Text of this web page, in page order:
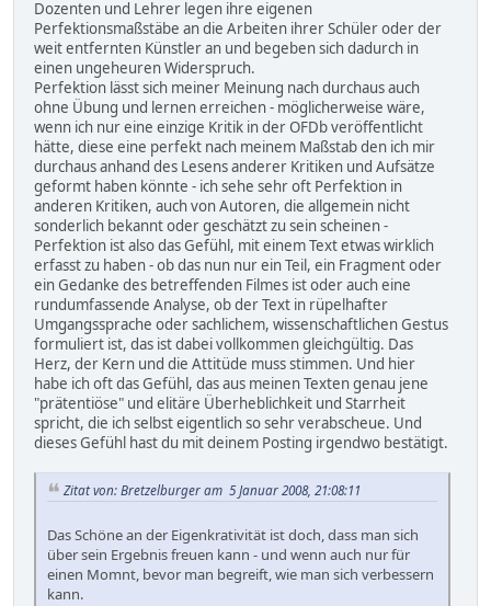
Dozenten und Lehrer legen ihre eigenen
Perfektionsmaßstäbe an die Arbeiten ihrer Schüler oder der
weit entfernten Künstler an und begeben sich dadurch in
einen ungeheuren Widerspruch.
Perfektion lässt sich meiner Meinung nach durchaus auch
ohne Übung und lernen erreichen - möglicherweise wäre,
wenn ich nur eine einzige Kritik in der OFDb veröffentlicht
hätte, diese eine perfekt nach meinem Maßstab den ich mir
durchaus anhand des Lesens anderer Kritiken und Aufsätze
geformt haben könnte - ich sehe sehr oft Perfektion in
anderen Kritiken, auch von Autoren, die allgemein nicht
sonderlich bekannt oder geschätzt zu sein scheinen -
Perfektion ist also das Gefühl, mit einem Text etwas wirklich
erfasst zu haben - ob das nun nur ein Teil, ein Fragment oder
ein Gedanke des betreffenden Filmes ist oder auch eine
rundumfassende Analyse, ob der Text in rüpelhafter
Umgangssprache oder sachlichem, wissenschaftlichen Gestus
formuliert ist, das ist dabei vollkommen gleichgültig. Das
Herz, der Kern und die Attitüde muss stimmen. Und hier
habe ich oft das Gefühl, das aus meinen Texten genau jene
"prätentiöse" und elitäre Überheblichkeit und Starrheit
spricht, die ich selbst eigentlich so sehr verabscheue. Und
dieses Gefühl hast du mit deinem Posting irgendwo bestätigt.
Zitat von: Bretzelburger am 5 Januar 2008, 21:08:11
Das Schöne an der Eigenkrativität ist doch, dass man sich
über sein Ergebnis freuen kann - und wenn auch nur für
einen Momnt, bevor man begreift, wie man sich verbessern
kann.